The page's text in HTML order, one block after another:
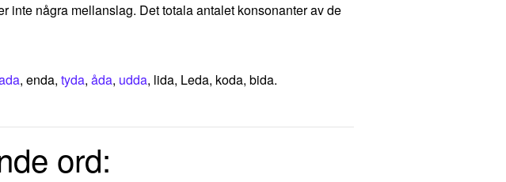
inte några mellanslag. Det totala antalet konsonanter av de
, enda, tyda, åda, udda, lida, Leda, koda, bida.
ord: